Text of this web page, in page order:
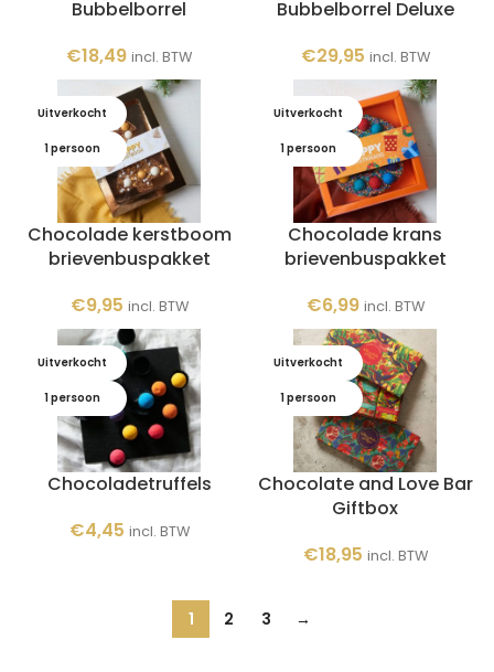
Bubbelborrel
€18,49 incl. BTW
Bubbelborrel Deluxe
€29,95 incl. BTW
Uitverkocht
1 persoon
Chocolade kerstboom
brievenbuspakket
€9,95 incl. BTW
Uitverkocht
1 persoon
Chocolade krans
brievenbuspakket
€6,99 incl. BTW
Uitverkocht
1 persoon
Chocoladetruffels
€4,45 incl. BTW
Uitverkocht
1 persoon
Chocolate and Love Bar
Giftbox
€18,95 incl. BTW
1 2 3 →